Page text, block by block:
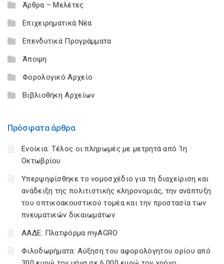
Άρθρα – Μελέτες
Επιχειρηματικά Νέα
Επενδυτικά Προγράμματα
Άποψη
Φορολογικό Αρχείο
Βιβλιοθήκη Αρχείων
Πρόσφατα άρθρα
Ενοίκια: Τέλος οι πληρωμές με μετρητά από 1η
Οκτωβρίου
Υπερψηφίσθηκε το νομοσχέδιο για τη διαχείριση και
ανάδειξη της πολιτιστικής κληρονομιάς, την ανάπτυξη
του οπτικοακουστικού τομέα και την προστασία των
πνευματικών δικαιωμάτων
ΑΑΔΕ: Πλατφόρμα myAGRO
Φιλοδωρήματα: Αύξηση του αφορολόγητου ορίου από